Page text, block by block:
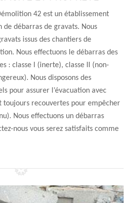
42 est un établissement
débarras de gravats. Nous
issus des chantiers de
Nous effectuons le débarras des
: classe I (inerte), classe II (non-
Nous disposons des
pour assurer l’évacuation avec
toujours recouvertes pour empêcher
Nous effectuons un débarras
nous vous serez satisfaits comme